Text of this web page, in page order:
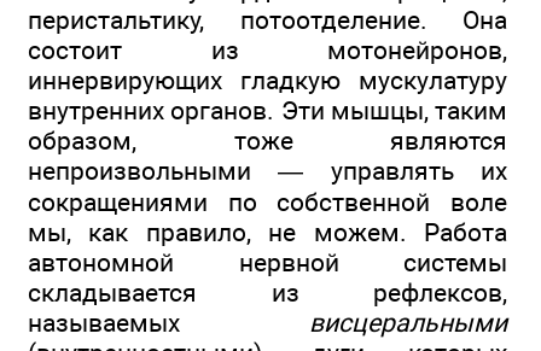
перистальтику, потоотделение. Она
состоит из мотонейронов,
иннервирующих гладкую мускулатуру
внутренних органов. Эти мышцы, таким
образом, тоже являются
непроизвольными — управлять их
сокращениями по собственной воле
мы, как правило, не можем. Работа
автономной нервной системы
складывается из рефлексов,
называемых висцеральными